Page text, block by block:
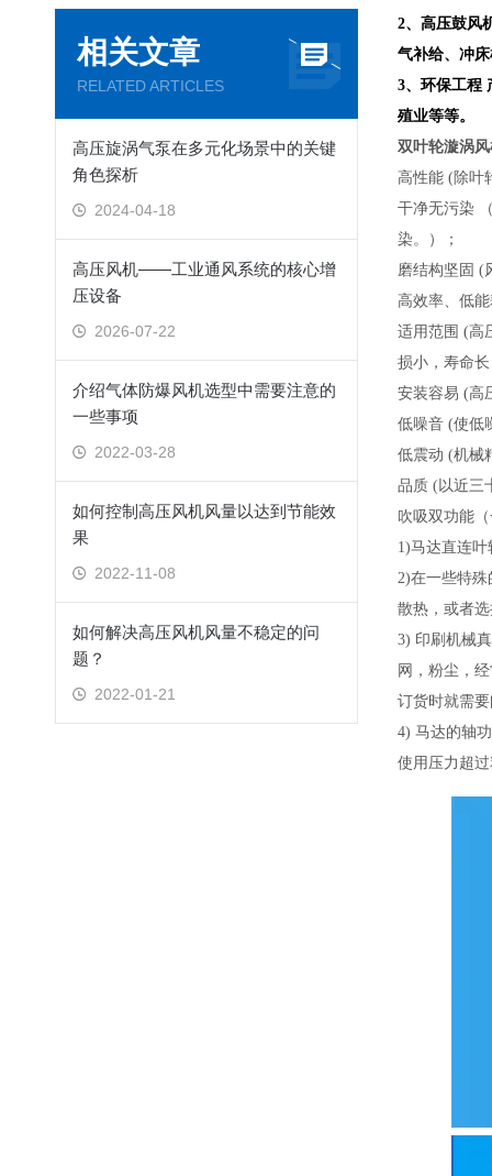
相关文章
RELATED ARTICLES
高压旋涡气泵在多元化场景中的关键
角色探析
2024-04-18
高压风机——工业通风系统的核心增
压设备
2026-07-22
介绍气体防爆风机选型中需要注意的
一些事项
2022-03-28
如何控制高压风机风量以达到节能效
果
2022-11-08
如何解决高压风机风量不稳定的问
题？
2022-01-21
2、高压鼓风
气补给、冲
3、环保工程
殖业等等。
双叶轮漩涡
高性能 (除叶
干净无污染
染。）；
磨结构坚固 (
高效率、低
适用范围 (高
损小，寿命
安装容易 (高
低噪音 (使低
低震动 (机械
品质 (以近三
吹吸双功能
1)马达直连
2)在一些特
散热，或者
3) 印刷机械
网，粉尘，
订货时就需
4) 马达的轴
使用压力超